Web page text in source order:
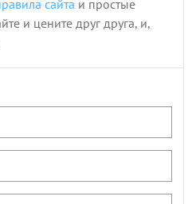
сайта и простые
и цените друг друга, и,